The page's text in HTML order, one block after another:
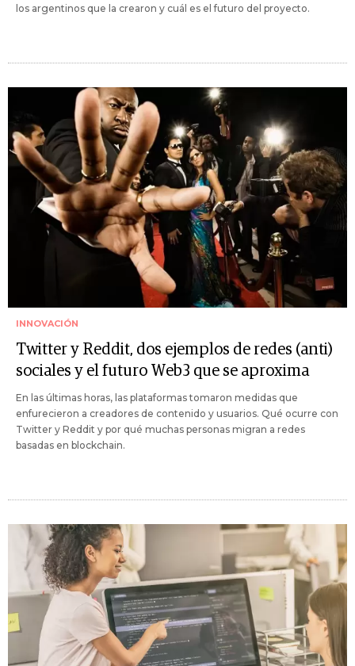
los argentinos que la crearon y cuál es el futuro del proyecto.
INNOVACIÓN
Twitter y Reddit, dos ejemplos de redes (anti)
sociales y el futuro Web3 que se aproxima
En las últimas horas, las plataformas tomaron medidas que
enfurecieron a creadores de contenido y usuarios. Qué ocurre con
Twitter y Reddit y por qué muchas personas migran a redes
basadas en blockchain.